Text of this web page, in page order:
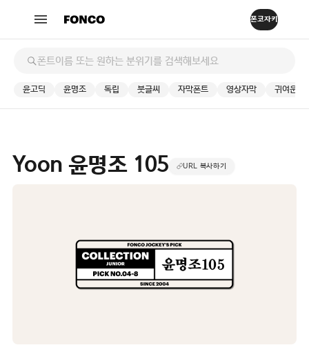
윤고딕 윤명조 독립 붓글씨 자막폰트 영상자막 귀여운
Yoon 윤명조 105 URL 복사하기